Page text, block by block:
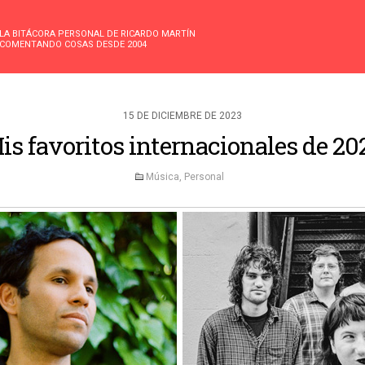
LA BITÁCORA PERSONAL DE RICARDO MARTÍN
COMENTANDO COSAS DESDE 2004
15 DE DICIEMBRE DE 2023
favoritos internacionales de
Música, Personal